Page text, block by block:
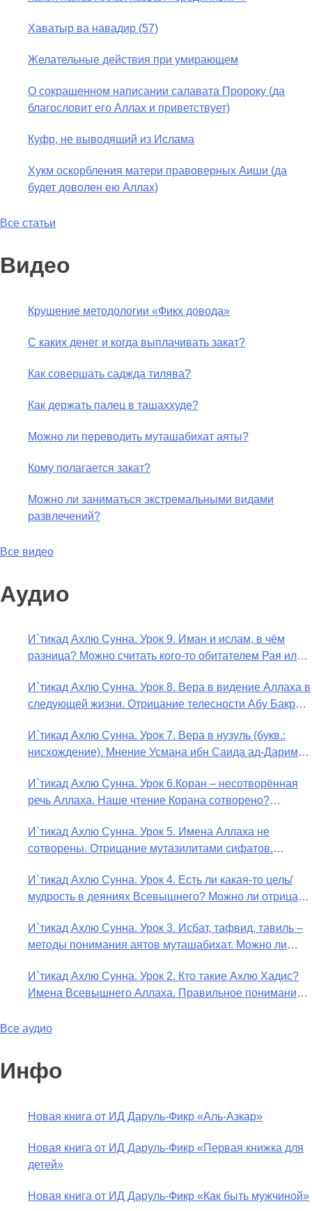
Хаватыр ва навадир (57)
Желательные действия при умирающем
О сокращенном написании салавата Пророку (да
благословит его Аллах и приветствует)
Куфр, не выводящий из Ислама
Хукм оскорбления матери правоверных Аиши (да
будет доволен ею Аллах)
Все статьи
Видео
Крушение методологии «Фикх довода»
С каких денег и когда выплачивать закат?
Как совершать саджда тилява?
Как держать палец в ташаххуде?
Можно ли переводить муташабихат аяты?
Кому полагается закат?
Можно ли заниматься экстремальными видами
развлечений?
Все видео
Аудио
И`тикад Ахлю Сунна. Урок 9. Иман и ислам, в чём
разница? Можно считать кого-то обитателем Рая или
И`тикад Ахлю Сунна. Урок 8. Вера в видение Аллаха в
следующей жизни. Отрицание телесности Абу Бакром
ибн Саида ад-Дарими. Иман – это слова, дела и
познание
И`тикад Ахлю Сунна. Урок 7. Вера в нузуль (букв.:
нисхождение). Мнение Усмана ибн Саида ад-Дарими
описывается физическим движением?
И`тикад Ахлю Сунна. Урок 6.Коран – несотворённая
речь Аллаха. Наше чтение Корана сотворено?
И`тикад Ахлю Сунна. Урок 5. Имена Аллаха не
сотворены. Отрицание мутазилитами сифатов.
И`тикад Ахлю Сунна. Урок 4. Есть ли какая-то цель/
мудрость в деяниях Всевышнего? Можно ли отрицать
не пришло в Коране и Сунне? Концепция ибн
Таймийи
И`тикад Ахлю Сунна. Урок 3. Исбат, тафвид, тавиль –
методы понимания аятов муташабихат. Можно ли
Что означает утверждение сифата «биля кейфа» (без
образа)?
И`тикад Ахлю Сунна. Урок 2. Кто такие Ахлю Хадис?
Имена Всевышнего Аллаха. Правильное понимание
Все аудио
Инфо
Новая книга от ИД Даруль-Фикр «Аль-Азкар»
Новая книга от ИД Даруль-Фикр «Первая книжка для
детей»
Новая книга от ИД Даруль-Фикр «Как быть мужчиной»